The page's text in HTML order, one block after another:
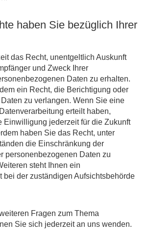
haben Sie bezüglich Ihrer
das Recht, unentgeltlich Auskunft
und Zweck Ihrer
Daten zu erhalten.
ein Recht, die Berichtigung oder
zu verlangen. Wenn Sie eine
erteilt haben,
Einwilligung jederzeit für die Zukunft
haben Sie das Recht, unter
die Einschränkung der
personenbezogenen Daten zu
steht Ihnen ein
bei der zuständigen Aufsichtsbehörde
Fragen zum Thema
Sie sich jederzeit an uns wenden.